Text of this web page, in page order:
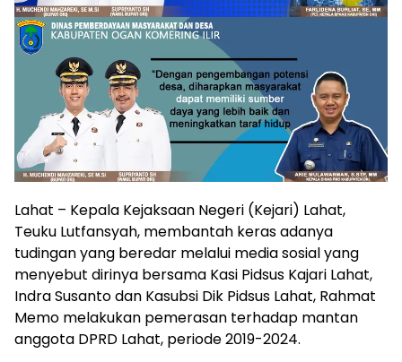
Lahat – Kepala Kejaksaan Negeri (Kejari) Lahat,
Teuku Lutfansyah, membantah keras adanya
tudingan yang beredar melalui media sosial yang
menyebut dirinya bersama Kasi Pidsus Kajari Lahat,
Indra Susanto dan Kasubsi Dik Pidsus Lahat, Rahmat
Memo melakukan pemerasan terhadap mantan
anggota DPRD Lahat, periode 2019-2024.